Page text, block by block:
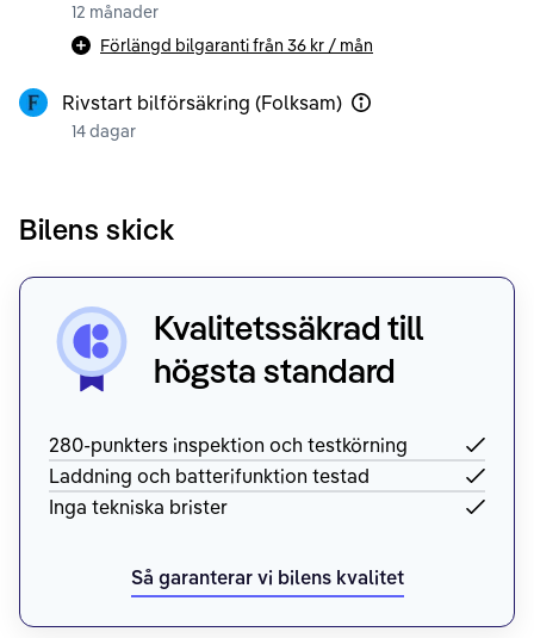
12 månader
Förlängd bilgaranti från 36 kr / mån
Rivstart bilförsäkring (Folksam)
14 dagar
Bilens skick
Kvalitetssäkrad till
högsta standard
280-punkters inspektion och testkörning
Laddning och batterifunktion testad
Inga tekniska brister
Så garanterar vi bilens kvalitet